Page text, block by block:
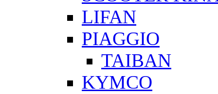
LIFAN
PIAGGIO
ΤΑΙΒΑΝ
KYMCO